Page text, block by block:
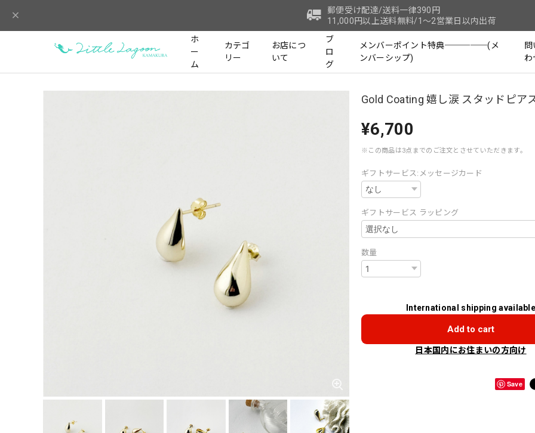
郵便受け配達/送料一律390円
11,000円以上送料無料/1～2営業日以内出荷
ホ
ー
ム
カテゴ
リー
お店につ
いて
ブ
ロ
グ
メンバーポイント特典─────(メ
ンバーシップ)
わ
Gold Coating 嬉し涙 スタッドピア
¥6,700
※この商品は3点までのご注文とさせていただきます。
ギフトサービス:メッセージカード
ギフトサービス ラッピング
数量
International shipping
Add to cart
日本国内にお住まいの方向け
Save